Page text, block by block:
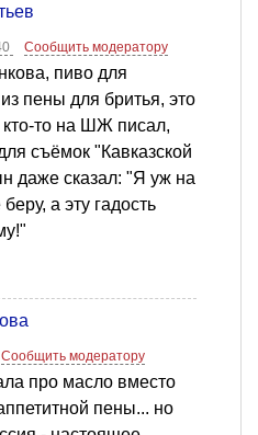
Сообщить модератору
пиво для
пены для бритья, это
то на ШЖ писал,
съёмок "Кавказской
даже сказал: "Я уж на
а эту гадость
Сообщить модератору
про масло вместо
пены... но